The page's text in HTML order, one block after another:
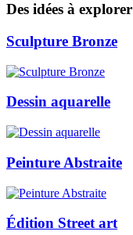
Des idées à explorer
Sculpture Bronze
Dessin aquarelle
Peinture Abstraite
Édition Street art